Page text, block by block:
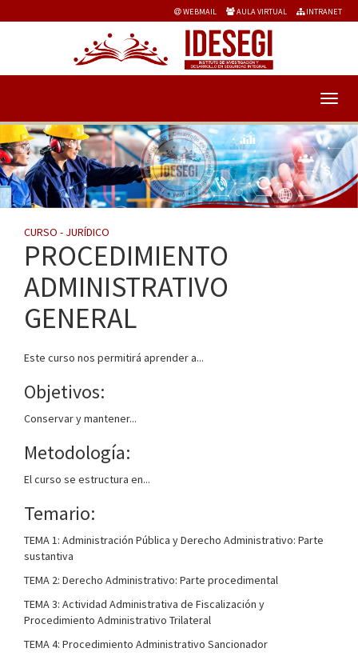
WEBMAIL AULA VIRTUAL INTRANET
CURSO - JURÍDICO
PROCEDIMIENTO
ADMINISTRATIVO
GENERAL
Este curso nos permitirá aprender a...
Objetivos:
Conservar y mantener...
Metodología:
El curso se estructura en...
Temario:
TEMA 1: Administración Pública y Derecho Administrativo: Parte
sustantiva
TEMA 2: Derecho Administrativo: Parte procedimental
TEMA 3: Actividad Administrativa de Fiscalización y
Procedimiento Administrativo Trilateral
TEMA 4: Procedimiento Administrativo Sancionador